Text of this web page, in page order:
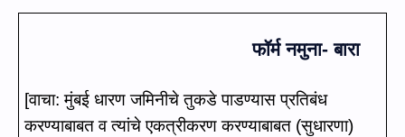
फॉर्मनमुना- बारा
[वाचा:मुंबई धारण जमिनीचे तुकडे पाडण्यास प्रतिबंध
करण्याबाबत व त्यांचे एकत्रीकरण करण्याबाबत (सुधारणा)